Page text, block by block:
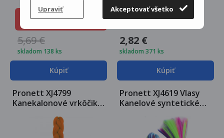
Upraviť Akceptovať všetko
Cena teraz
2,41 € -58 %
5,69 €
skladom 138 ks
Kúpiť
2,82 €
skladom 371 ks
Kúpiť
Pronett XJ4799
Kanekalonové vrkôčiky
Pronett XJ4619 Vlasy
Kanelové syntetické